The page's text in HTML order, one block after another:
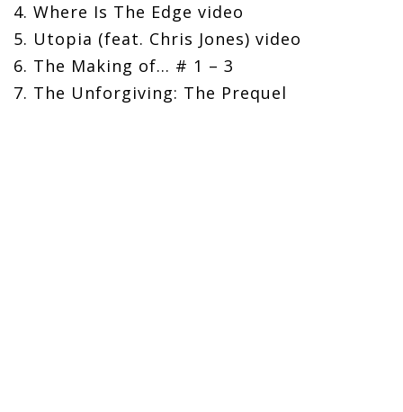
4. Where Is The Edge video
5. Utopia (feat. Chris Jones) video
6. The Making of... # 1 – 3
7. The Unforgiving: The Prequel